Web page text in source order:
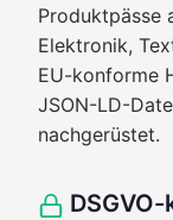
Produktpässe
Elektronik,
EU-konforme
JSON-LD-
nachgerüstet.